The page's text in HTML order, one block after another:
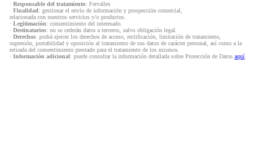
· Responsable del tratamiento: Fervalles
· Finalidad: gestionar el envío de información y prospección comercial,
relacionada con nuestros servicios y/o productos.
· Legitimación: consentimiento del interesado.
· Destinatarios: no se cederán datos a terceros, salvo obligación legal.
· Derechos: podrá ejercer los derechos de acceso, rectificación, limitación de tratamiento,
supresión, portabilidad y oposición al tratamiento de sus datos de carácter personal, así como a la
retirada del consentimiento prestado para el tratamiento de los mismos.
· Información adicional: puede consultar la información detallada sobre Protección de Datos aquí.